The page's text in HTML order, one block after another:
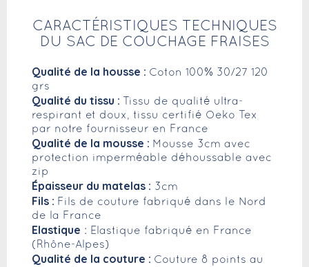
CARACTÉRISTIQUES TECHNIQUES
DU SAC DE COUCHAGE FRAISES
Qualité de la housse : Coton 100% 30/27 120
grs
Qualité du tissu :
Tissu de qualité ultra-
respirant et doux, tissu certifié Oeko Tex
par notre fournisseur en France
Qualité de la mousse : Mousse 3cm avec
protection imperméable déhoussable avec
zip
Épaisseur du matelas : 3cm
Fils : Fils de couture fabriqué dans le Nord
de la France
Elastique : Elastique fabriqué en France
(Rhône-Alpes)
Qualité de la couture : Couture 8 points au